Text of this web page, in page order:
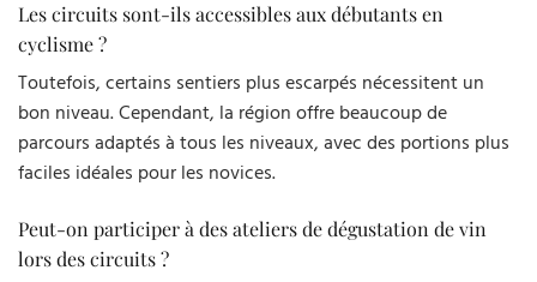
Les circuits sont-ils accessibles aux débutants en
cyclisme ?
Toutefois, certains sentiers plus escarpés nécessitent un
bon niveau. Cependant, la région offre beaucoup de
parcours adaptés à tous les niveaux, avec des portions plus
faciles idéales pour les novices.
Peut-on participer à des ateliers de dégustation de vin
lors des circuits ?